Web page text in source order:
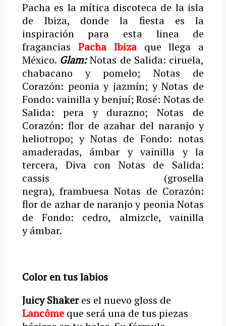
Pacha es la mítica discoteca de la isla
de Ibiza, donde la fiesta es la
inspiración para esta linea de
fragancias Pacha Ibiza que llega a
México. Glam: Notas de Salida: ciruela,
chabacano y pomelo; Notas de
Corazón: peonia y jazmín; y Notas de
Fondo: vainilla y benjuí; Rosé: Notas de
Salida: pera y durazno; Notas de
Corazón: flor de azahar del naranjo y
heliotropo; y Notas de Fondo: notas
amaderadas, ámbar y vainilla y la
tercera, Diva con Notas de Salida:
cassis (grosella
negra), frambuesa Notas de Corazón:
flor de azhar de naranjo y peonia Notas
de Fondo: cedro, almizcle, vainilla
y ámbar.
Color en tus labios
Juicy Shakeres el nuevo gloss de
Lancômeque será una de tus piezas